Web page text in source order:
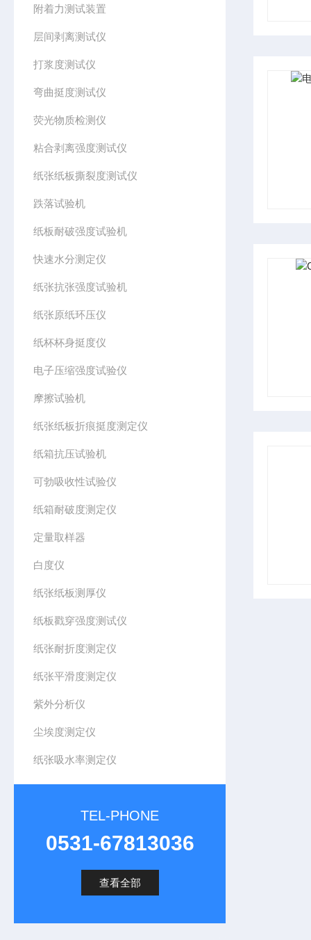
附着力测试装置
层间剥离测试仪
打浆度测试仪
弯曲挺度测试仪
荧光物质检测仪
粘合剥离强度测试仪
纸张纸板撕裂度测试仪
跌落试验机
纸板耐破强度试验机
快速水分测定仪
纸张抗张强度试验机
纸张原纸环压仪
纸杯杯身挺度仪
电子压缩强度试验仪
摩擦试验机
纸张纸板折痕挺度测定仪
纸箱抗压试验机
可勃吸收性试验仪
纸箱耐破度测定仪
定量取样器
白度仪
纸张纸板测厚仪
纸板戳穿强度测试仪
纸张耐折度测定仪
纸张平滑度测定仪
紫外分析仪
尘埃度测定仪
纸张吸水率测定仪
TEL-PHONE
0531-67813036
查看全部